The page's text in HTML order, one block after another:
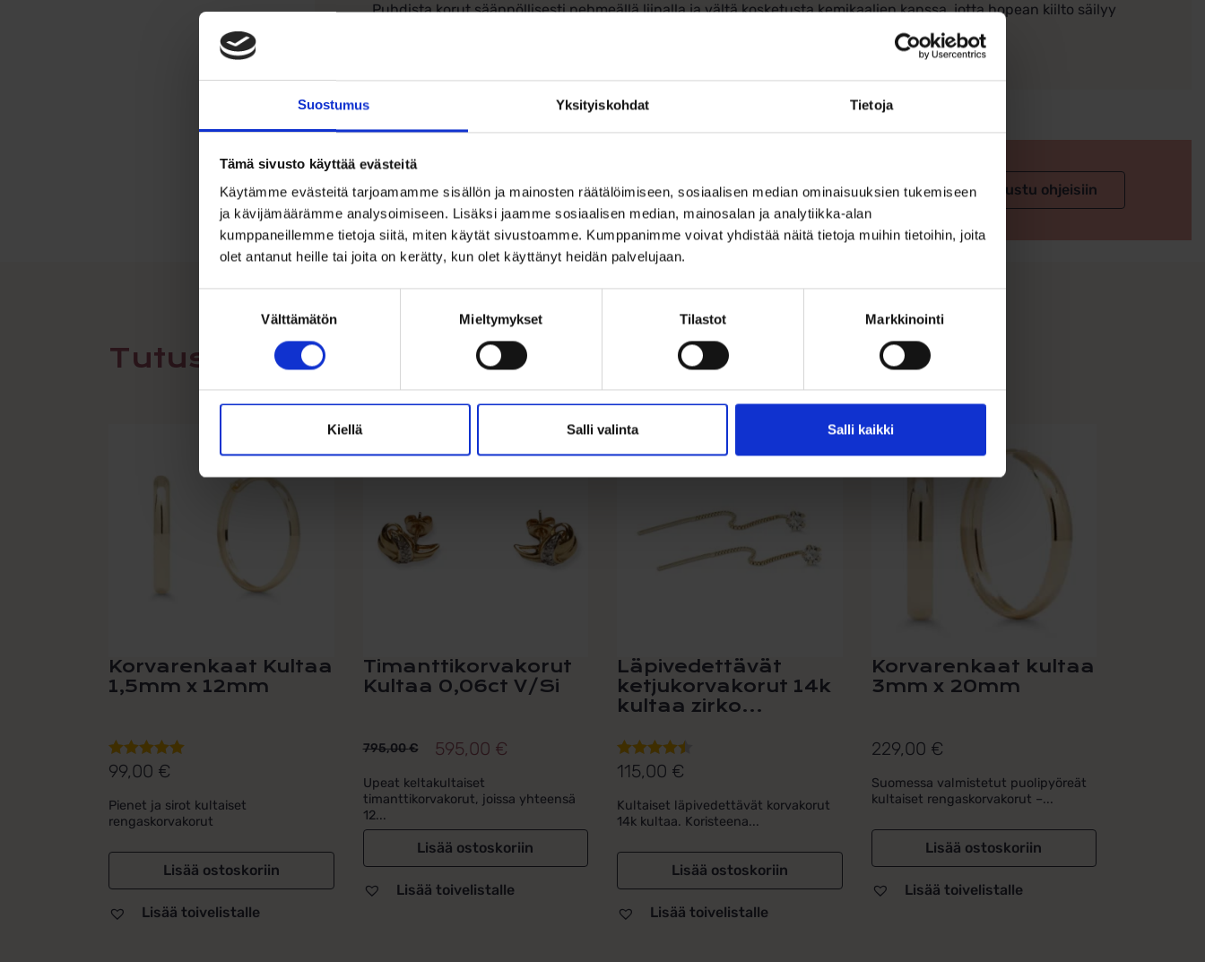
Suostumus Yksityiskohdat Tietoja
Tämä sivusto käyttää evästeitä
Käytämme evästeitä tarjoamamme sisällön ja mainosten räätälöimiseen, sosiaalisen median ominaisuuksien tukemiseen
ja kävijämäärämme analysoimiseen. Lisäksi jaamme sosiaalisen median, mainosalan ja analytiikka-alan
kumppaneillemme tietoja siitä, miten käytät sivustoamme. Kumppanimme voivat yhdistää näitä tietoja muihin tietoihin, joita
olet antanut heille tai joita on kerätty, kun olet käyttänyt heidän palvelujaan.
Välttämätön Mieltymykset Tilastot Markkinointi
Kiellä Salli valinta Salli kaikki
Puhdista korut säännöllisesti pehmeällä liinalla ja vältä kosketusta kemikaalien kanssa, jotta hopean kiilto säilyy
Ohjeita sormuksen tai korun koon valintaan Tutustu ohjeisiin
Tutustu myös
Korvarenkaat Kultaa
1,5mm x 12mm
Arvostelu
5.00/ 5
99,00 €
Pienet ja sirot kultaiset
rengaskorvakorut
Lisää ostoskoriin
Lisää toivelistalle
ALE 25%
Timanttikorvakorut
Kultaa 0,06ct V/Si
795,00€
Alkuperäinen
hinta
oli:
795,00 €.
595,00 €
Nykyinen
hinta
on:
595,00 €.
Upeat keltakultaiset
timanttikorvakorut, joissa yhteensä
12...
Lisää ostoskoriin
Lisää toivelistalle
Läpivedettävät
ketjukorvakorut 14k
kultaa zirko...
Arvostelu
4.50/ 5
115,00 €
Kultaiset läpivedettävät korvakorut
14k kultaa. Koristeena...
Lisää ostoskoriin
Lisää toivelistalle
Korvarenkaat kultaa
3mm x 20mm
229,00 €
Suomessa valmistetut puolipyöreät
kultaiset rengaskorvakorut –...
Lisää ostoskoriin
Lisää toivelistalle